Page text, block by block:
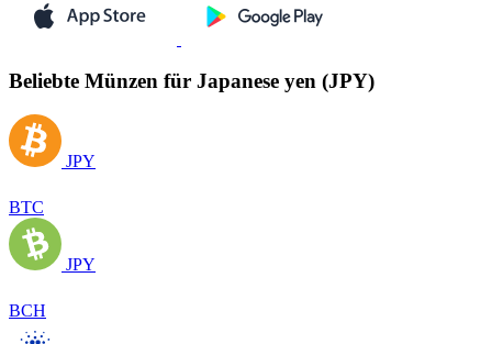
Beliebte Münzen für Japanese yen (JPY)
JPY
BTC
JPY
BCH